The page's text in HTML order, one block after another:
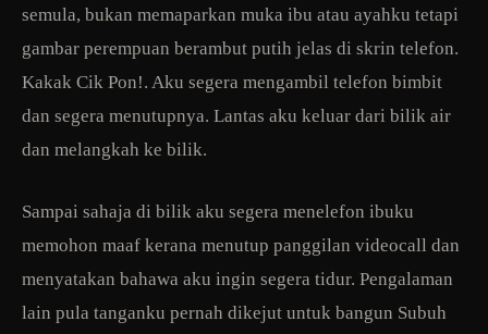
semula, bukan memaparkan muka ibu atau ayahku tetapi
gambar perempuan berambut putih jelas di skrin telefon.
Kakak Cik Pon!. Aku segera mengambil telefon bimbit
dan segera menutupnya. Lantas aku keluar dari bilik air
dan melangkah ke bilik.
Sampai sahaja di bilik aku segera menelefon ibuku
memohon maaf kerana menutup panggilan videocall dan
menyatakan bahawa aku ingin segera tidur. Pengalaman
lain pula tanganku pernah dikejut untuk bangun Subuh